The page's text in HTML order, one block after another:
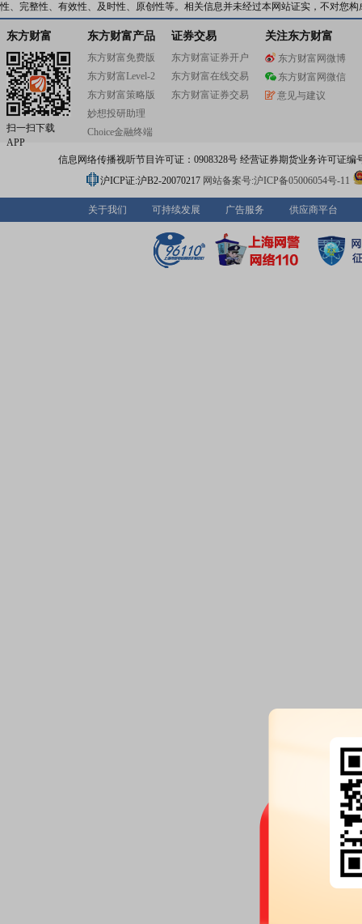
性、完整性、有效性、及时性、原创性等。相关信息并未经过本网站证实，不对您
东方财富
扫一扫下载
APP
东方财富产品
东方财富免费版
东方财富Level-2
东方财富策略版
妙想投研助理
Choice金融终端
证券交易
东方财富证券开户
东方财富在线交易
东方财富证券交易
关注东方财富
东方财富网微博
东方财富网微信
意见与建议
信息网络传播视听节目许可证：0908328号 经营证券期货业务许可证编
沪ICP证:沪B2-20070217 网站备案号:沪ICP备05006054号-11
关于我们 可持续发展 广告服务 供应商平台